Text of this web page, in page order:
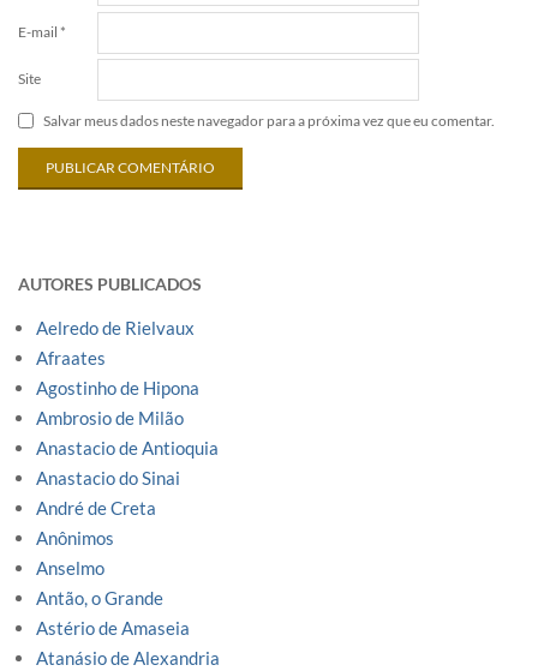
E-mail *
Site
Salvar meus dados neste navegador para a próxima vez que eu comentar.
AUTORES PUBLICADOS
Aelredo de Rielvaux
Afraates
Agostinho de Hipona
Ambrosio de Milão
Anastacio de Antioquia
Anastacio do Sinai
André de Creta
Anônimos
Anselmo
Antão, o Grande
Astério de Amaseia
Atanásio de Alexandria